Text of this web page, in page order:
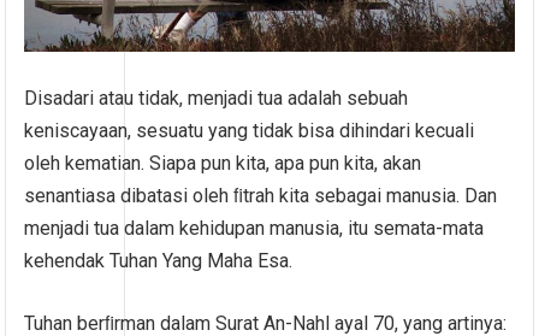
Disadari atau tidak, menjadi tua adalah sebuah
keniscayaan, sesuatu yang tidak bisa dihindari kecuali
oleh kematian. Siapa pun kita, apa pun kita, akan
senantiasa dibatasi oleh ﬁtrah kita sebagai manusia. Dan
menjadi tua dalam kehidupan manusia, itu semata-mata
kehendak Tuhan Yang Maha Esa.
Tuhan berﬁrman dalam Surat An-Nahl ayal 70, yang artinya: